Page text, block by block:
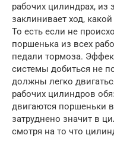
рабочих цилиндрах,
заклинивает ход,
То есть если не
поршенька из всех
педали тормоза.
системы добиться не
должны легко
рабочих цилиндров
двигаются поршеньки
затруднено значит в
смотря на то что